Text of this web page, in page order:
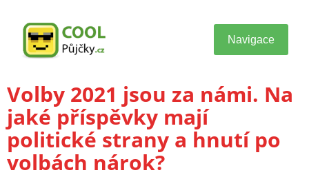
Navigace
Volby 2021 jsou za námi. Na
jaké příspěvky mají
politické strany a hnutí po
volbách nárok?